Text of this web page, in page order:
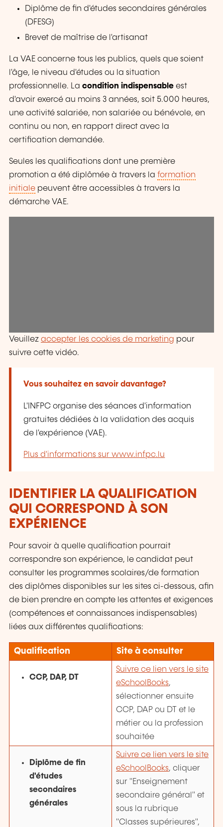
Diplôme de fin d'études secondaires générales
(DFESG)
Brevet de maîtrise de l'artisanat
La VAE concerne tous les publics, quels que soient
l'âge, le niveau d'études ou la situation
professionnelle. La condition indispensable est
d'avoir exercé au moins 3 années, soit 5.000 heures,
une activité salariée, non salariée ou bénévole, en
continu ou non, en rapport direct avec la
certification demandée.
Seules les qualifications dont une première
promotion a été diplômée à travers la formation
initiale peuvent être accessibles à travers la
démarche VAE.
Veuillez accepter les cookies de marketing pour
suivre cette vidéo.
Vous souhaitez en savoir davantage?
L'INFPC organise des séances d'information
gratuites dédiées à la validation des acquis
de l'expérience (VAE).
Plus d'informations sur www.infpc.lu
IDENTIFIER LA QUALIFICATION
QUI CORRESPOND À SON
EXPÉRIENCE
Pour savoir à quelle qualification pourrait
correspondre son expérience, le candidat peut
consulter les programmes scolaires/de formation
des diplômes disponibles sur les sites ci-dessous, afin
de bien prendre en compte les attentes et exigences
(compétences et connaissances indispensables)
liées aux différentes qualifications:
Qualification Site à consulter
CCP, DAP, DT
Suivre ce lien vers le site
eSchoolBooks,
sélectionner ensuite
CCP, DAP ou DT et le
métier ou la profession
souhaitée
Diplôme de fin
d'études
secondaires
générales
Suivre ce lien vers le site
eSchoolBooks, cliquer
sur "Enseignement
secondaire général" et
sous la rubrique
"Classes supérieures",